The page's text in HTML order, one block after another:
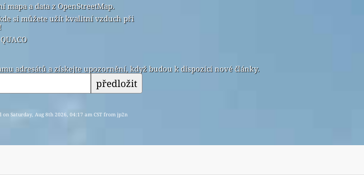
mapa a data z OpenStreetMap.
si můžete užít kvalitní vzduch při
adresátů a získejte upozornění, když budou k dispozici nové články.
předložit
on Saturday, Aug 8th 2026, 04:17 am CST from jp2n